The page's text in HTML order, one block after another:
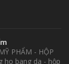
PHẨM - HỘP
ho bang da - hộp